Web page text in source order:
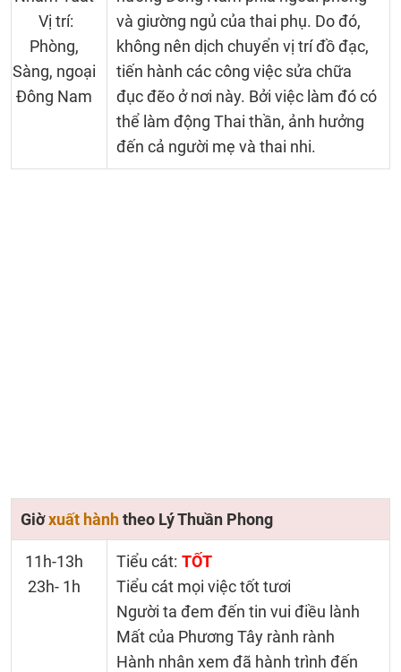
Vị trí:
Phòng,
Sàng, ngoại
Đông Nam
và giường ngủ của thai phụ. Do đó,
không nên dịch chuyển vị trí đồ đạc,
tiến hành các công việc sửa chữa
đục đẽo ở nơi này. Bởi việc làm đó có
thể làm động Thai thần, ảnh hưởng
đến cả người mẹ và thai nhi.
Giờxuất hànhtheo Lý Thuần Phong
11h-13h
23h- 1h
Tiểu cát: TỐT
Tiểu cát mọi việc tốt tươi
Người ta đem đến tin vui điều lành
Mất của Phương Tây rành rành
Hành nhân xem đã hành trình đến